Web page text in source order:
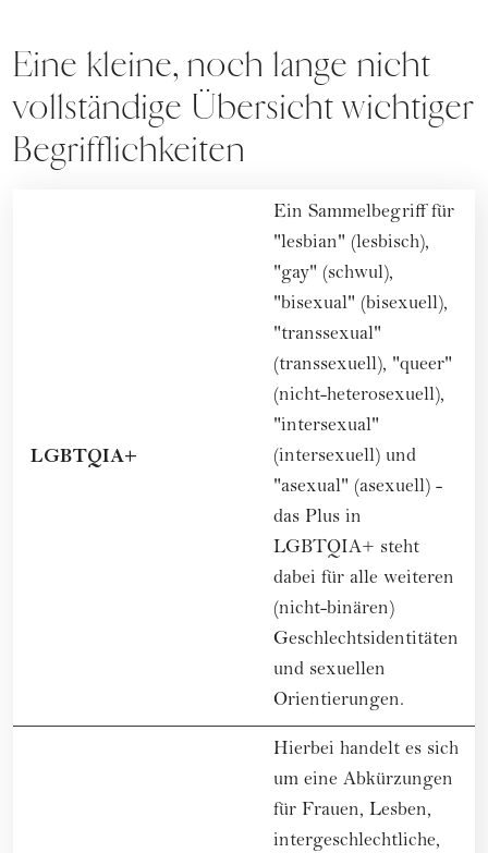
Eine kleine, noch lange nicht
vollständige Übersicht wichtiger
Begrifflichkeiten
LGBTQIA+
Ein Sammelbegriff für
"lesbian" (lesbisch),
"gay" (schwul),
"bisexual" (bisexuell),
"transsexual"
(transsexuell), "queer"
(nicht-heterosexuell),
"intersexual"
(intersexuell) und
"asexual" (asexuell) -
das Plus in
LGBTQIA+ steht
dabei für alle weiteren
(nicht-binären)
Geschlechtsidentitäten
und sexuellen
Orientierungen.
Hierbei handelt es sich
um eine Abkürzungen
für Frauen, Lesben,
intergeschlechtliche,